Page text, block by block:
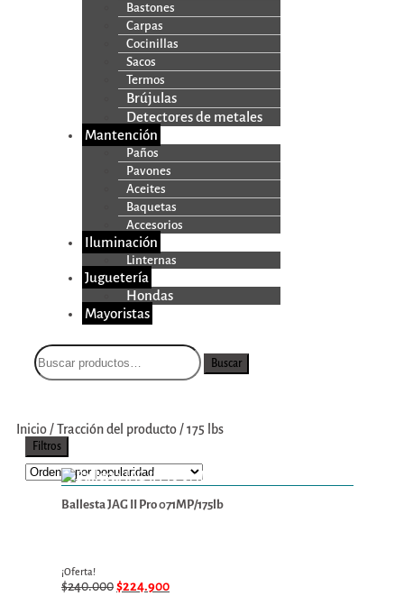
Bastones
Carpas
Cocinillas
Sacos
Termos
Brújulas
Detectores de metales
Mantención
Paños
Pavones
Aceites
Baquetas
Accesorios
Iluminación
Linternas
Juguetería
Hondas
Mayoristas
Buscar
Inicio /Tracción del producto /175 lbs
Filtros
Ballesta JAG II Pro 071MP/175lb
¡Oferta!
$240.000$224.900